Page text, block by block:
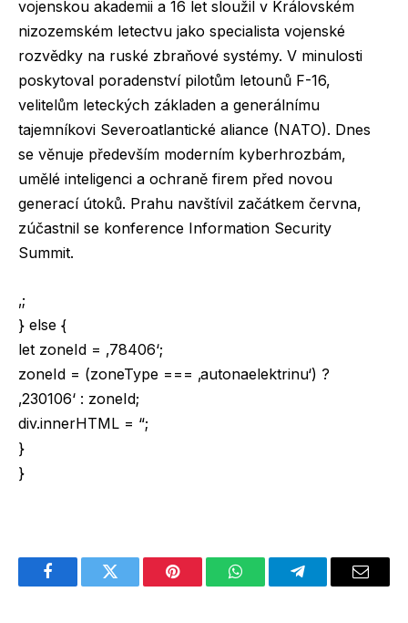
vojenskou akademii a 16 let sloužil v Královském
nizozemském letectvu jako specialista vojenské
rozvědky na ruské zbraňové systémy. V minulosti
poskytoval poradenství pilotům letounů F-16,
velitelům leteckých základen a generálnímu
tajemníkovi Severoatlantické aliance (NATO). Dnes
se věnuje především moderním kyberhrozbám,
umělé inteligenci a ochraně firem před novou
generací útoků. Prahu navštívil začátkem června,
zúčastnil se konference Information Security
Summit.
‚;
} else {
let zoneId = ‚78406‘;
zoneId = (zoneType === ‚autonaelektrinu‘) ?
‚230106‘ : zoneId;
div.innerHTML = “;
}
}
FacebookTwitter Pinterest WhatsAppTelegramEmail